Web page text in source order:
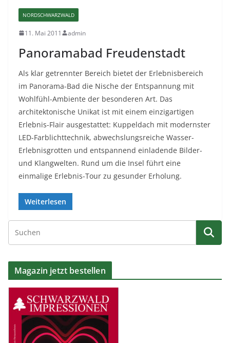
NORDSCHWARZWALD
11. Mai 2011 admin
Panoramabad Freudenstadt
Als klar getrennter Bereich bietet der Erlebnisbereich
im Panorama-Bad die Nische der Entspannung mit
Wohlfühl-Ambiente der besonderen Art. Das
architektonische Unikat ist mit einem einzigartigen
Erlebnis-Flair ausgestattet: Kuppeldach mit modernster
LED-Farblichttechnik, abwechslungsreiche Wasser-
Erlebnisgrotten und entspannend einladende Bilder-
und Klangwelten. Rund um die Insel führt eine
einmalige Erlebnis-Tour zu gesunder Erholung.
Weiterlesen
Magazin jetzt bestellen